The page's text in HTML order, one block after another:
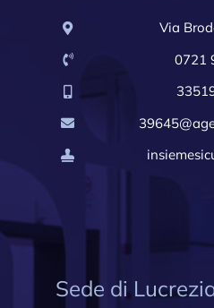
Via
0721
Sede di